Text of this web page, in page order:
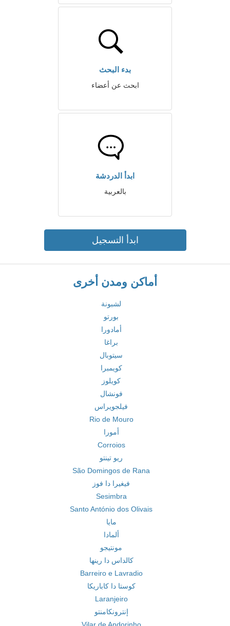
بدء البحث
ابحث عن أعضاء
ابدأ الدردشة
بالعربية
ابدأ التسجيل
أماكن ومدن أخرى
لشبونة
بورتو
أمادورا
براغا
سيتوبال
كويمبرا
كويلوز
فونشال
فيلجويراس
Rio de Mouro
أمورا
Corroios
ريو تينتو
São Domingos de Rana
فيغيرا دا فوز
Sesimbra
Santo António dos Olivais
مايا
ألمادا
مونتيجو
كالداس دا رينها
Barreiro e Lavradio
كوستا دا كاباريكا
Laranjeiro
إنترونكامنتو